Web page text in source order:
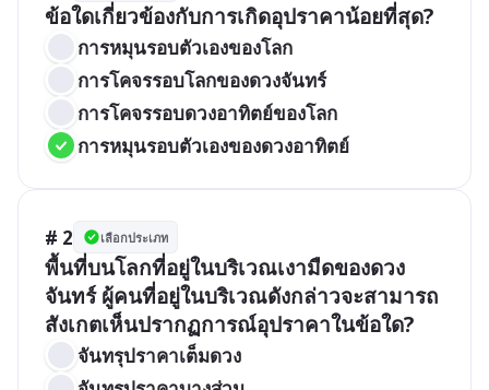
ข้อใดเกี่ยวข้องกับการเกิดอุปราคาน้อยที่สุด?
การหมุนรอบตัวเองของโลก
การโคจรรอบโลกของดวงจันทร์
การโคจรรอบดวงอาทิตย์ของโลก
การหมุนรอบตัวเองของดวงอาทิตย์
# 2 เลือกประเภท
พื้นที่บนโลกที่อยู่ในบริเวณเงามืดของดวง
จันทร์ ผู้คนที่อยู่ในบริเวณดังกล่าวจะสามารถ
สังเกตเห็นปรากฏการณ์อุปราคาในข้อใด?
จันทรุปราคาเต็มดวง